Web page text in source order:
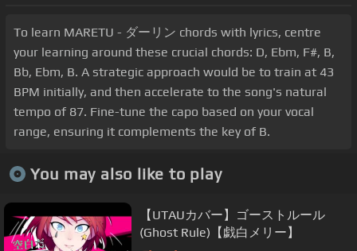
To learn MARETU - ダーリン chords with lyrics, centre
your learning around these crucial chords: D, Ebm, F#, B,
Bb, Ebm, B. A strategic approach would be to train at 43
BPM initially, and then accelerate to the song's natural
tempo of 87. Fine-tune the capo based on your vocal
range, ensuring it complements the key of B.
You may also like to play
【UTAUカバー】ゴーストルール
(Ghost Rule)【戯白メリー】